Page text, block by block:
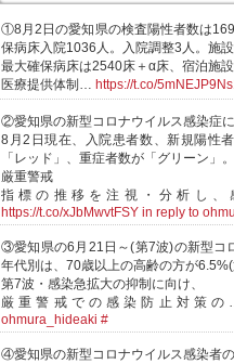
①8月2日の愛知県の検査陽性者数は
保病床入院1036人。入院調整3人。施
最大確保病床は2540床＋α床、宿泊施設
医療提供体制… https://t.co/
②愛知県の新型コロナウイルス感染症に
8月2日現在、入院患者数、新規陽性
「レッド」、重症者数が「グリーン」。
厳重警戒
指標の推移を注視・分析し
https://t.co/xJbMwvtFSY in reply to
③愛知県の6月21日～(第7波)の新型コ
年代別は、70歳以上の高齢の方が
第7波・感染急拡大の抑制に向け、
厳重警戒での感染防止対策
ohmura_hideaki #
④愛知県の新型コロナウイルス感染者の